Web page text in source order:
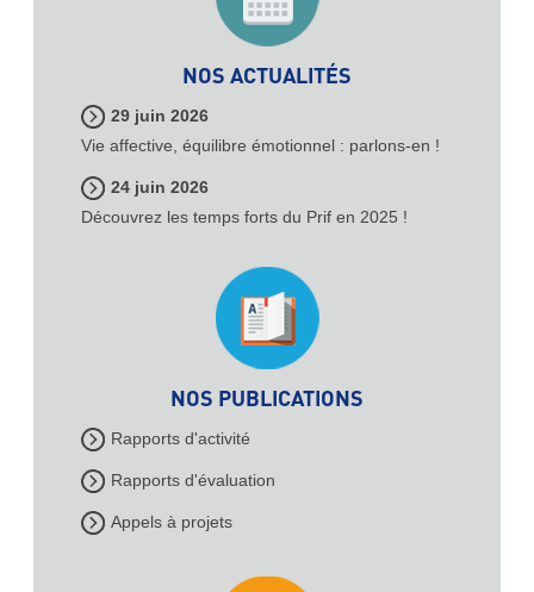
NOS ACTUALITÉS
29 juin 2026
Vie affective, équilibre émotionnel : parlons-en !
24 juin 2026
Découvrez les temps forts du Prif en 2025 !
NOS PUBLICATIONS
Rapports d'activité
Rapports d'évaluation
Appels à projets